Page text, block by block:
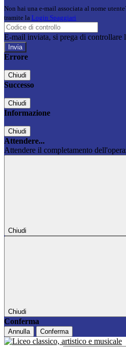
Non hai una e-mail associata al nome
tramite la Login Spaggiari
E-mail inviata, si prega di controllare
Errore
Chiudi
Successo
Chiudi
Informazione
Chiudi
Attendere...
Attendere il completamento
Chiudi
Chiudi
Conferma
Annulla Conferma